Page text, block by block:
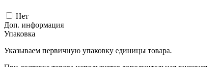
Нет
Доп. информация
Упаковка
Указываем первичную упаковку единицы товара.